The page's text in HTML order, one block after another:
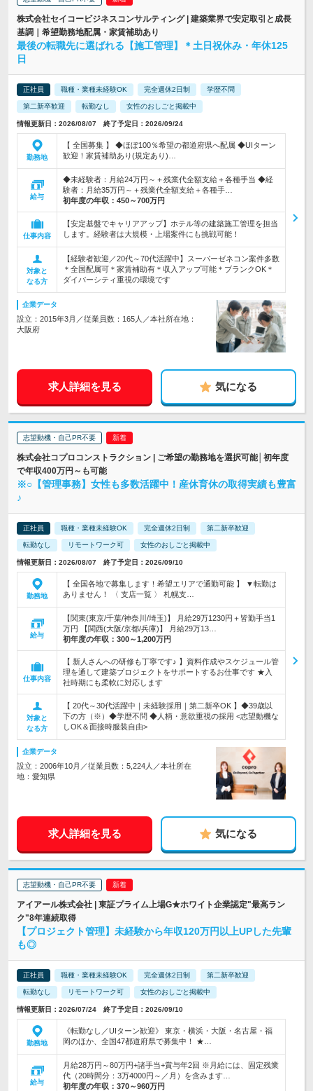
株式会社セイコービジネスコンサルティング | 建築業界で安定取引と成長
基調｜希望勤務地配属・家賃補助あり
最後の転職先に選ばれる【施工管理】＊土日祝休み・年休125
日
正社員 職種・業種未経験OK 完全週休2日制 学歴不問
第二新卒歓迎 転勤なし 女性のおしごと掲載中
情報更新日：2026/08/07 終了予定日：2026/09/24
勤務地
【 全国募集 】 ◆ほぼ100％希望の都道府県へ配属 ◆UIターン
歓迎！家賃補助あり(規定あり)…
給与
◆未経験者：月給24万円～＋残業代全額支給＋各種手当 ◆経
験者：月給35万円～＋残業代全額支給＋各種手…
初年度の年収： 450～700万円
仕事内容
【安定基盤でキャリアアップ】ホテル等の建築施工管理を担当
します。経験者は大規模・上場案件にも挑戦可能！
対象と
なる方
【経験者歓迎／20代～70代活躍中】スーパーゼネコン案件多数
＊全国配属可＊家賃補助有＊収入アップ可能＊ブランクOK＊
ダイバーシティ重視の環境です
企業データ
設立：2015年3月／従業員数：165人／本社所在地：
大阪府
求人詳細を見る 気になる
志望動機・自己PR不要
株式会社コプロコンストラクション | ご希望の勤務地を選択可能│初年度
で年収400万円～も可能
※○【管理事務】女性も多数活躍中！産休育休の取得実績も豊富
♪
正社員 職種・業種未経験OK 完全週休2日制 第二新卒歓迎
転勤なし リモートワーク可 女性のおしごと掲載中
情報更新日：2026/08/07 終了予定日：2026/09/10
勤務地
【 全国各地で募集します！希望エリアで通勤可能 】 ▼転勤は
ありません！ 〈 支店一覧 〉 札幌支…
給与
【関東(東京/千葉/神奈川/埼玉)】 月給29万1230円＋皆勤手当1
万円 【関西(大阪/京都/兵庫)】 月給29万13…
初年度の年収： 300～1,200万円
仕事内容
【 新人さんへの研修も丁寧です♪ 】資料作成やスケジュール管
理を通して建築プロジェクトをサポートするお仕事です ★入
社時期にも柔軟に対応します
対象と
なる方
【 20代～30代活躍中｜未経験採用｜第二新卒OK 】◆39歳以
下の方（※）◆学歴不問 ◆人柄・意欲重視の採用 <志望動機な
しOK＆面接時服装自由>
企業データ
設立：2006年10月／従業員数：5,224人／本社所在
地：愛知県
求人詳細を見る 気になる
志望動機・自己PR不要
アイアール株式会社 | 東証プライム上場G★ホワイト企業認定"最高ラン
ク"8年連続取得
【プロジェクト管理】未経験から年収120万円以上UPした先輩
も◎
正社員 職種・業種未経験OK 完全週休2日制 第二新卒歓迎
転勤なし リモートワーク可 女性のおしごと掲載中
情報更新日：2026/07/24 終了予定日：2026/09/10
勤務地
《転勤なし／UIターン歓迎》 東京・横浜・大阪・名古屋・福
岡のほか、全国47都道府県で募集中！ ★…
給与
月給28万円～80万円+諸手当+賞与年2回 ※月給には、固定残業
代（20時間分：3万4000円～／月）を含みます…
初年度の年収： 370～960万円